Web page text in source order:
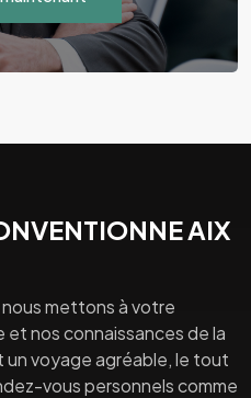
AIX
mettons à votre
nos connaissances de la
voyage agréable, le tout
vous personnels comme